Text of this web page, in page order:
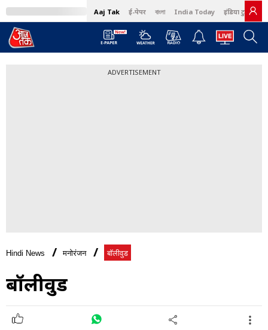
Aaj Tak ई-पेपर বাংলা India Today इंडिया टुडे हिंदी
ADVERTISEMENT
Hindi News मनोरंजन बॉलीवुड
बॉलीवुड